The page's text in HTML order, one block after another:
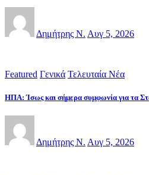
Δημήτρης Ν. Αυγ 5, 2026
Featured Γενικά Τελευταία Νέα
ΗΠΑ: Ίσως και σήμερα συμφωνία για τα
Δημήτρης Ν. Αυγ 5, 2026